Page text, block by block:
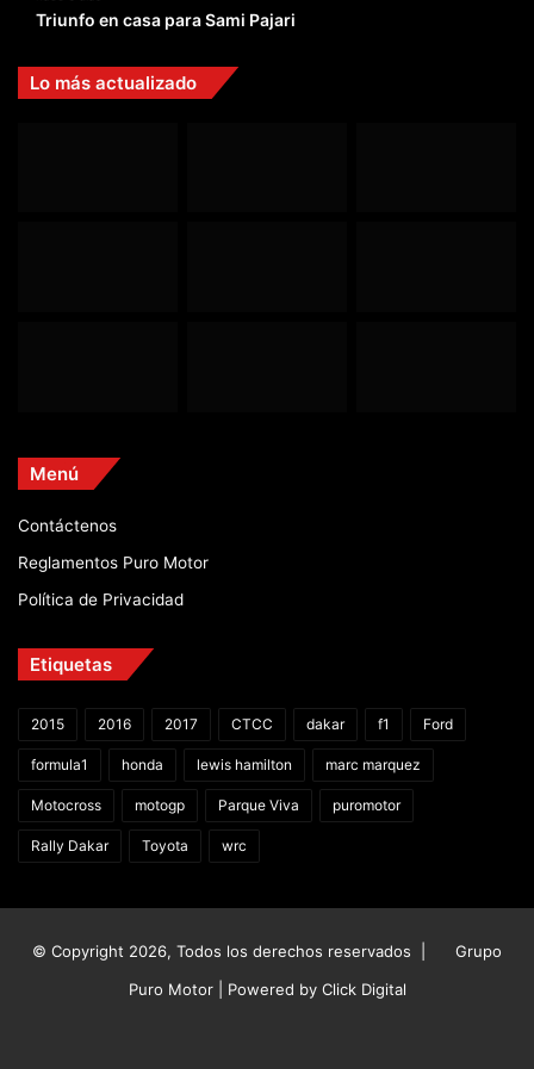
Triunfo en casa para Sami Pajari
Lo más actualizado
Menú
Contáctenos
Reglamentos Puro Motor
Política de Privacidad
Etiquetas
2015 2016 2017 CTCC dakar f1 Ford
formula1 honda lewis hamilton marc marquez
Motocross motogp Parque Viva puromotor
Rally Dakar Toyota wrc
© Copyright 2026, Todos los derechos reservados |
Grupo
Puro Motor | Powered by Click Digital